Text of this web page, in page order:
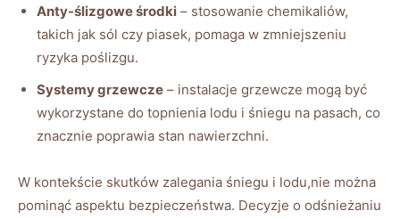
Anty-ślizgowe środki – stosowanie chemikaliów,
takich jak sól czy⁢ piasek, ⁣pomaga w zmniejszeniu
ryzyka poślizgu.
Systemy grzewcze – instalacje ⁤grzewcze ⁤mogą być
wykorzystane do topnienia lodu i śniegu na pasach, ​co
znacznie poprawia stan nawierzchni.
W kontekście skutków zalegania śniegu ‍i lodu,nie można
pominąć aspektu ⁢bezpieczeństwa.⁢ Decyzje⁢ o odśnieżaniu